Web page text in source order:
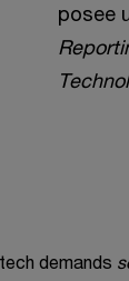
posee
demands